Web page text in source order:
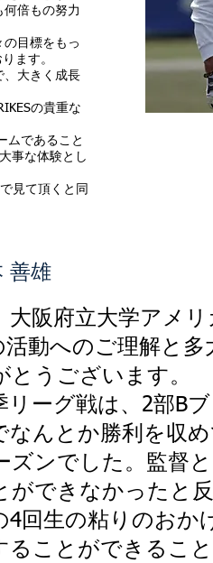
倍もの努力
目標をもっ
ます。
、大きく成長
の貴重な
ムであること
事な体験とし
見て頂くと同
善雄
大阪府立大学アメ
活動へのご理解と
とうございます。
リーグ戦は、2部B
なんとか勝利を収
ズンでした。監督
ができなかったと
4回生の粘りのおか
ることができるこ